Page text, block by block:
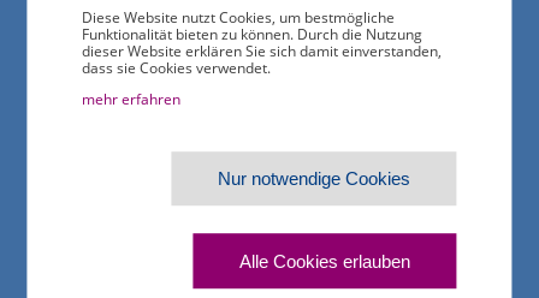
die Bundesländer Berlin, Brandenburg, Mecklenburg-
Vorpommern, Sachsen, Sachsen-Anhalt und
Thüringen.
// Auf einen Blick: Die wichtigsten Zahlen der
Ausbildungsstatistik 2021
Diese Website nutzt Cookies, um bestmögliche
Funktionalität bieten zu können. Durch die Nutzung
dieser Website erklären Sie sich damit einverstanden,
dass sie Cookies verwendet.
mehr erfahren
Nur notwendige Cookies
Alle Cookies erlauben